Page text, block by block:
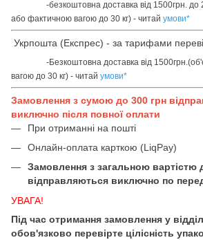
-безкоштовна доставка від 1500грн.
або фактичною вагою до 30 кг) - читай умови*
Укрпошта (Експрес) - за тарифами
-Безкоштовна доставка від
вагою до 30 кг) - читай умови*
Замовлення з сумою до 300 грн
виключно після повної оплати
При отриманні на пошті
Онлайн-оплата карткою (LiqPay)
Замовлення з загальною вартістю
відправляються виключно по
УВАГА!
Під час отримання замовлення у
обов'язково перевірте цілісність